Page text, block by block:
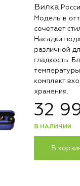
Вилка:
Модель в
сочетает
Насадки
различной
гладкость.
комплект
хранения.
32
В НАЛИЧИИ
В